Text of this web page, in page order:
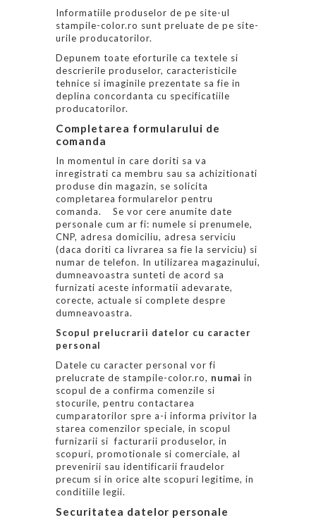
Informatiile produselor de pe site-ul
stampile-color.ro sunt preluate de pe site-
urile producatorilor.
Depunem toate eforturile ca textele si
descrierile produselor, caracteristicile
tehnice si imaginile prezentate sa fie in
deplina concordanta cu specificatiile
producatorilor.
Completarea formularului de
comanda
In momentul in care doriti sa va
inregistrati ca membru sau sa achizitionati
produse din magazin, se solicita
completarea formularelor pentru
comanda. Se vor cere anumite date
personale cum ar fi: numele si prenumele,
CNP, adresa domiciliu, adresa serviciu
(daca doriti ca livrarea sa fie la serviciu) si
numar de telefon. In utilizarea magazinului,
dumneavoastra sunteti de acord sa
furnizati aceste informatii adevarate,
corecte, actuale si complete despre
dumneavoastra.
Scopul prelucrarii datelor cu caracter
personal
Datele cu caracter personal vor fi
prelucrate de stampile-color.ro, numai in
scopul de a confirma comenzile si
stocurile, pentru contactarea
cumparatorilor spre a-i informa privitor la
starea comenzilor speciale, in scopul
furnizarii si facturarii produselor, in
scopuri, promotionale si comerciale, al
prevenirii sau identificarii fraudelor
precum si in orice alte scopuri legitime, in
conditiile legii.
Securitatea datelor personale